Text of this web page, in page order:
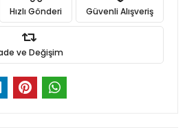
Hızlı Gönderi Güvenli Alışveriş
ve Değişim